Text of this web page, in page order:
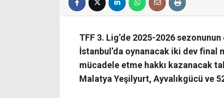
TFF 3. Lig’de 2025-2026
İstanbul’da oynanacak iki dev final
mücadele etme hakkı kazanacak
Malatya Yeşilyurt, Ayvalıkgücü ve